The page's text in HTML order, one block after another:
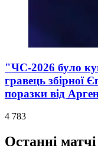
"ЧС-2026 було
гравець збірної
поразки від
4 783
Останні